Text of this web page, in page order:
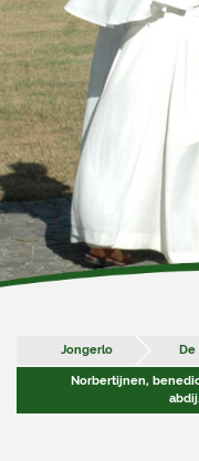
Jongerlo
Norbertijnen,